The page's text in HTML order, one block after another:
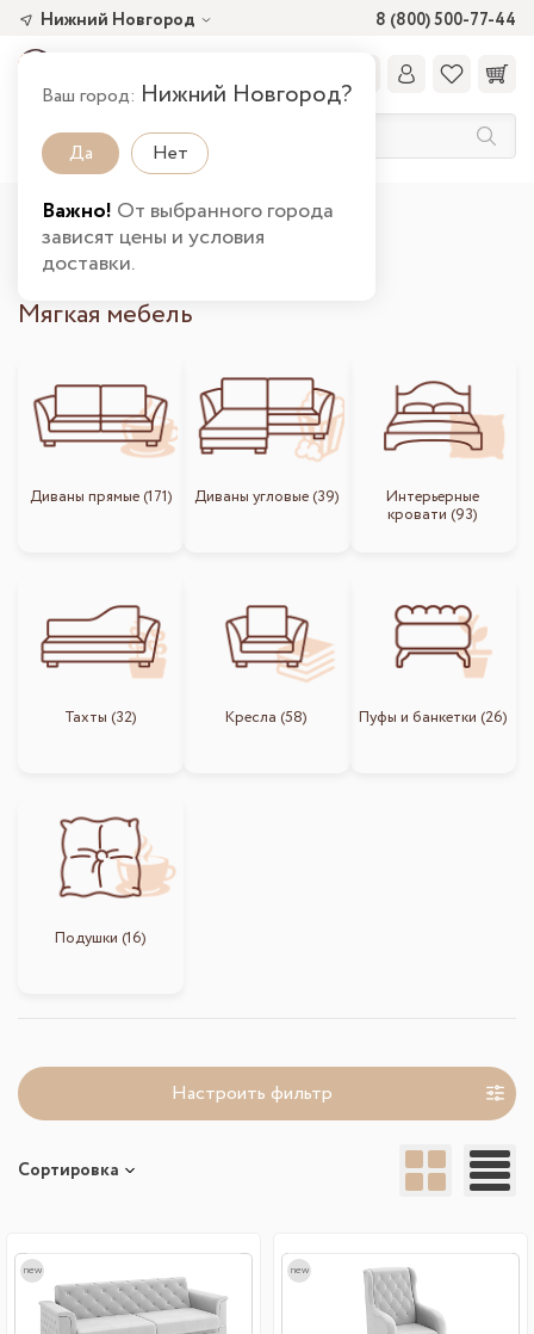
8 (800) 500-77-44
Нижний Новгород
Ваш город: Нижний Новгород?
Да Нет
Важно! От выбранного города
зависят цены и условия
доставки.
Главная Каталог товаров
Мягкая
Мягкая в Нижнем Новгороде
Мягкая мебель
Диваны прямые (171) Диваны угловые (39) Интерьерные
кровати (93)
Тахты (32) Кресла (58) Пуфы и банкетки (26)
Подушки (16)
Настроить фильтр
Сортировка
new new